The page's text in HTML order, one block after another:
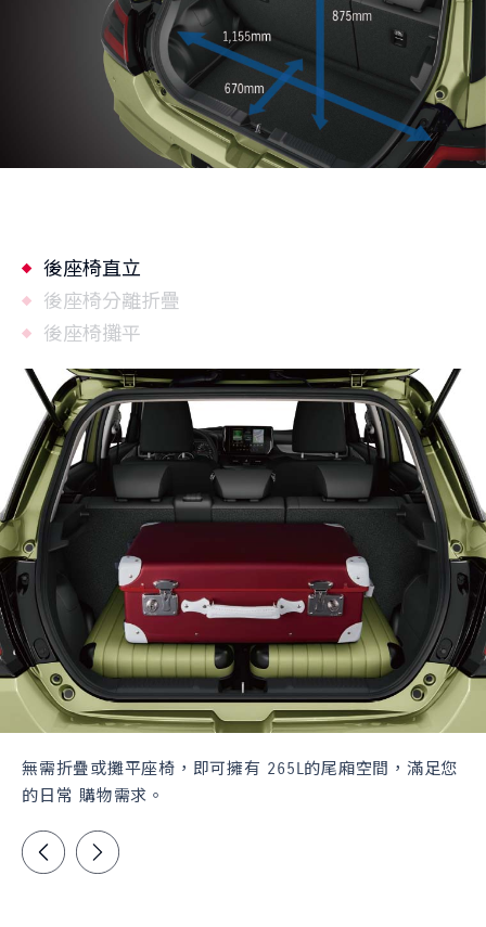
後座椅直立
後座椅分離折疊
後座椅攤平
無需折疊或攤平座椅，即可擁有 265L的尾廂空間，滿足您
的日常 購物需求。